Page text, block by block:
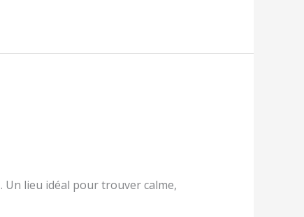
Un lieu idéal pour trouver calme,